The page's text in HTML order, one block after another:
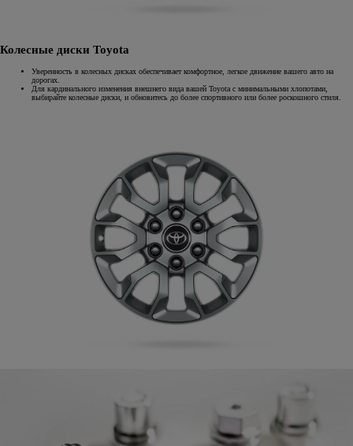
Колесные диски Toyota
Уверенность в колесных дисках обеспечивает комфортное, легкое движение вашего авто на
дорогах.
Для кардинального изменения внешнего вида вашей Toyota с минимальными хлопотами,
выбирайте колесные диски, и обновитесь до более спортивного или более роскошного стиля.